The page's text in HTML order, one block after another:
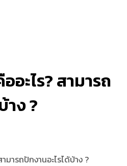
อะไร? สามารถ
าง ?
มารถปักงานอะไรได้บ้าง ?